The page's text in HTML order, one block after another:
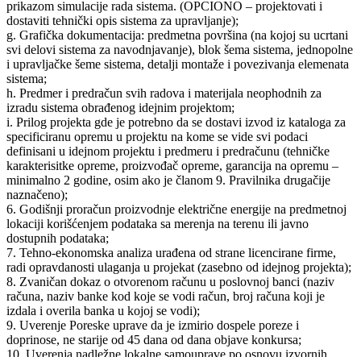
prikazom simulacije rada sistema. (OPCIONO – projektovati i
dostaviti tehnički opis sistema za upravljanje);
g. Grafička dokumentacija: predmetna površina (na kojoj su ucrtani
svi delovi sistema za navodnjavanje), blok šema sistema, jednopolne
i upravljačke šeme sistema, detalji montaže i povezivanja elemenata
sistema;
h. Predmer i predračun svih radova i materijala neophodnih za
izradu sistema obrađenog idejnim projektom;
i. Prilog projekta gde je potrebno da se dostavi izvod iz kataloga za
specificiranu opremu u projektu na kome se vide svi podaci
definisani u idejnom projektu i predmeru i predračunu (tehničke
karakterisitke opreme, proizvođač opreme, garancija na opremu –
minimalno 2 godine, osim ako je članom 9. Pravilnika drugačije
naznačeno);
6. Godišnji proračun proizvodnje električne energije na predmetnoj
lokaciji korišćenjem podataka sa merenja na terenu ili javno
dostupnih podataka;
7. Tehno-ekonomska analiza urađena od strane licencirane firme,
radi opravdanosti ulaganja u projekat (zasebno od idejnog projekta);
8. Zvaničan dokaz o otvorenom računu u poslovnoj banci (naziv
računa, naziv banke kod koje se vodi račun, broj računa koji je
izdala i overila banka u kojoj se vodi);
9. Uverenje Poreske uprave da je izmirio dospele poreze i
doprinose, ne starije od 45 dana od dana objave konkursa;
10. Uverenja nadležne lokalne samouprave po osnovu izvornih